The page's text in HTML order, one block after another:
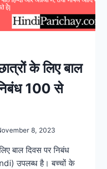
के लिए बाल
100 से
8, 2023
बाल दिवस पर निबंध
उपलब्ध है। बच्चों के